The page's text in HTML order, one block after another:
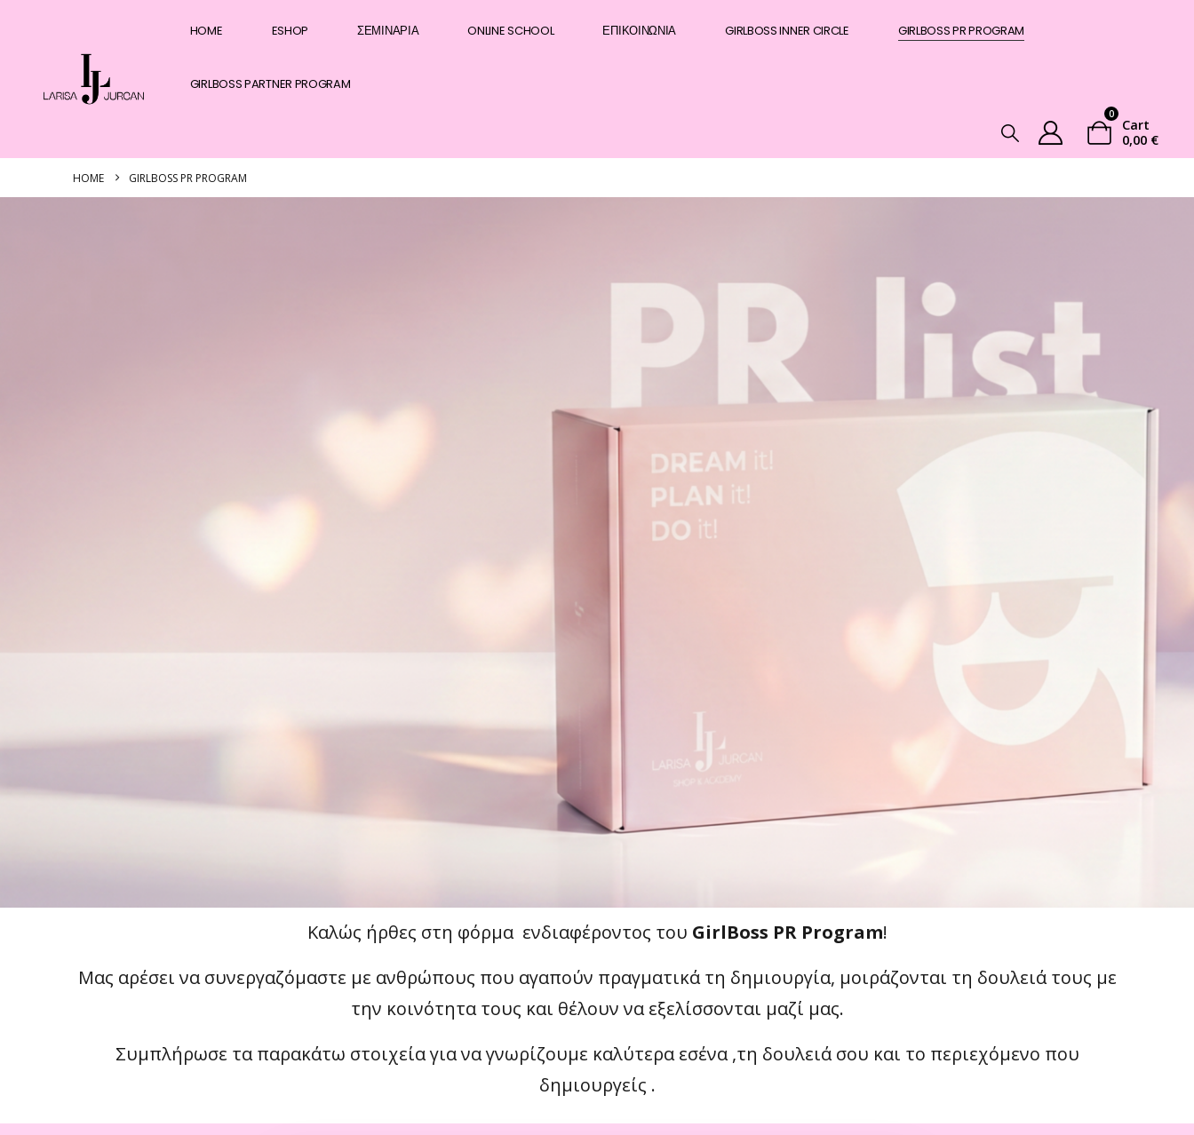
HOME ESHOP ΣΕΜΙΝΆΡΙΑ ONLINE SCHOOL ΕΠΙΚΟΙΝΩΝΊΑ GIRLBOSS INNER CIRCLE GIRLBOSS PR PROGRAM
GIRLBOSS PARTNER PROGRAM
0
Cart
0,00 €
HOME GIRLBOSS PR PROGRAM
Καλώς ήρθες στη φόρμα ενδιαφέροντος του GirlBoss PR Program!
Μας αρέσει να συνεργαζόμαστε με ανθρώπους που αγαπούν πραγματικά τη δημιουργία, μοιράζονται τη δουλειά τους με
την κοινότητα τους και θέλουν να εξελίσσονται μαζί μας.
Συμπλήρωσε τα παρακάτω στοιχεία για να γνωρίζουμε καλύτερα εσένα ,τη δουλειά σου και το περιεχόμενο που
δημιουργείς .